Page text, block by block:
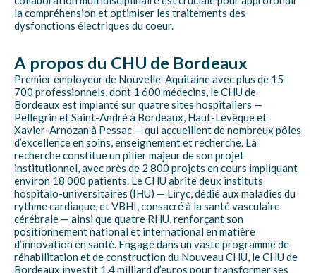
la compréhension et optimiser les traitements des
dysfonctions électriques du coeur.
A propos du CHU de Bordeaux
Premier employeur de Nouvelle-Aquitaine avec plus de 15
700 professionnels, dont 1 600 médecins, le CHU de
Bordeaux est implanté sur quatre sites hospitaliers —
Pellegrin et Saint-André à Bordeaux, Haut-Lévêque et
Xavier-Arnozan à Pessac — qui accueillent de nombreux pôles
d’excellence en soins, enseignement et recherche. La
recherche constitue un pilier majeur de son projet
institutionnel, avec près de 2 800 projets en cours impliquant
environ 18 000 patients. Le CHU abrite deux instituts
hospitalo-universitaires (IHU) — Liryc, dédié aux maladies du
rythme cardiaque, et VBHI, consacré à la santé vasculaire
cérébrale — ainsi que quatre RHU, renforçant son
positionnement national et international en matière
d’innovation en santé. Engagé dans un vaste programme de
réhabilitation et de construction du Nouveau CHU, le CHU de
Bordeaux investit 1,4 milliard d’euros pour transformer ses